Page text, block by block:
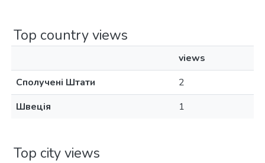
Top country views
views
Сполучені Штати
2
Швеція
1
Top city views